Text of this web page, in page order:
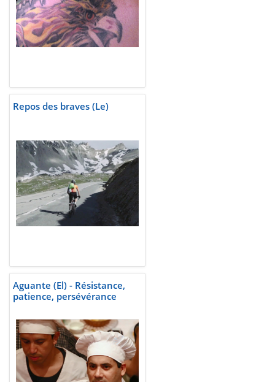
Repos des braves (Le)
Aguante (El) - Résistance,
patience, persévérance